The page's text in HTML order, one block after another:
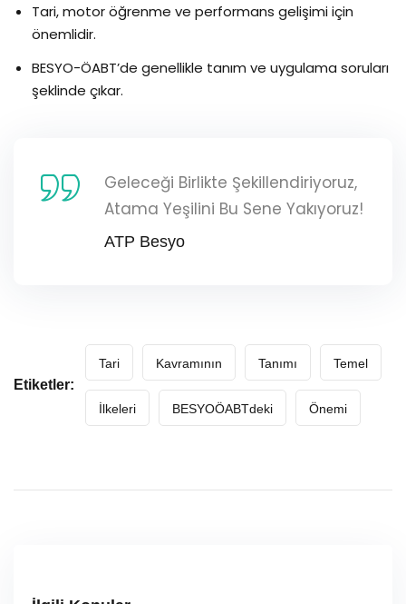
Tari, motor öğrenme ve performans gelişimi için
önemlidir.
BESYO-ÖABT’de genellikle tanım ve uygulama soruları
şeklinde çıkar.
Geleceği Birlikte Şekillendiriyoruz,
Atama Yeşilini Bu Sene Yakıyoruz!
ATP Besyo
Etiketler:
Tari Kavramının Tanımı Temel
İlkeleri BESYOÖABTdeki Önemi